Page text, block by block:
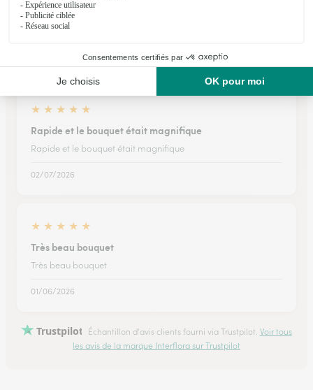
Facile à utiliser large choix de…
Facile à utiliser large choix de produits pour tous les budgets
★ ★ ★ ★ ★
Rapide et le bouquet était magnifique
Rapide et le bouquet était magnifique
02/07/2026
★ ★ ★ ★ ★
Très beau bouquet
Très beau bouquet
01/06/2026
Trustpilot Échantillon d'avis clients fourni via Trustpilot. Voir tous
les avis de la marque Interflora sur Trustpilot